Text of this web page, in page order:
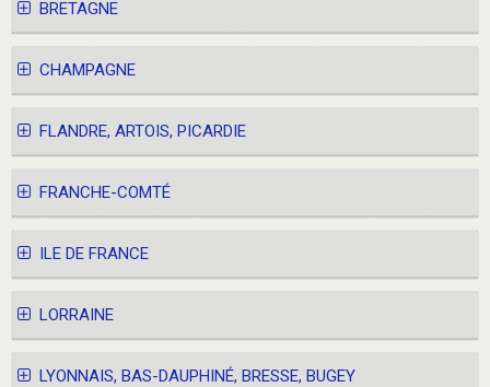
BRETAGNE
CHAMPAGNE
FLANDRE, ARTOIS, PICARDIE
FRANCHE-COMTÉ
ILE DE FRANCE
LORRAINE
LYONNAIS, BAS-DAUPHINÉ, BRESSE, BUGEY